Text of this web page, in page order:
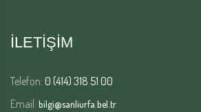
İLETİŞİM
Telefon: 0 (414) 318 51 00
Email: bilgi@sanliurfa.bel.tr